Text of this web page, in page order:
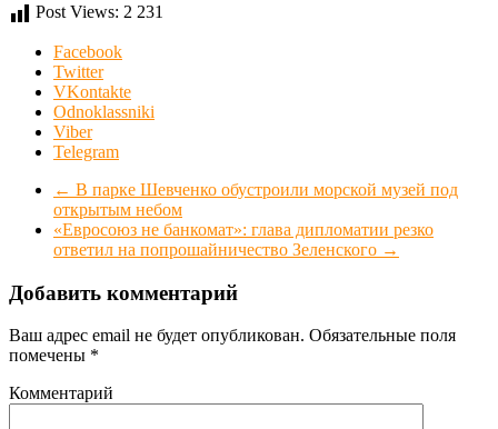
Post Views: 2 231
Facebook
Twitter
VKontakte
Odnoklassniki
Viber
Telegram
← В парке Шевченко обустроили морской музей под
открытым небом
«Евросоюз не банкомат»: глава дипломатии резко
ответил на попрошайничество Зеленского →
Добавить комментарий
Ваш адрес email не будет опубликован. Обязательные поля
помечены *
Комментарий